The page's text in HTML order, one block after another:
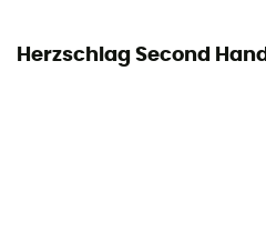
Herzschlag Second Hand